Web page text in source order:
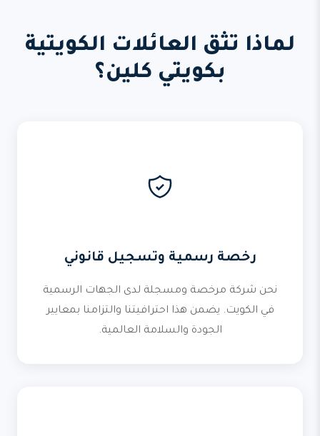
لماذا تثق العائلات الكويتية
بكويتي كلين؟
رخصة رسمية وتسجيل قانوني
نحن شركة مرخصة ومسجلة لدى الجهات الرسمية
في الكويت. يضمن هذا احترافيتنا والتزامنا بمعايير
الجودة والسلامة العالمية.